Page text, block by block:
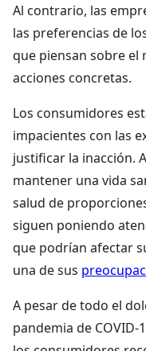
Al contrario, las
las preferencias de
que piensan sobre el
acciones concretas.
Los consumidores
impacientes con las
justificar la inacción.
mantener una vida
salud de
siguen poniendo
que podrían afectar
una de sus
A pesar de todo el
pandemia de COVID-